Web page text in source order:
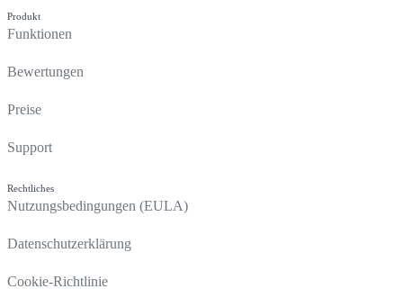
Produkt
Funktionen
Bewertungen
Preise
Support
Rechtliches
Nutzungsbedingungen (EULA)
Datenschutzerklärung
Cookie-Richtlinie